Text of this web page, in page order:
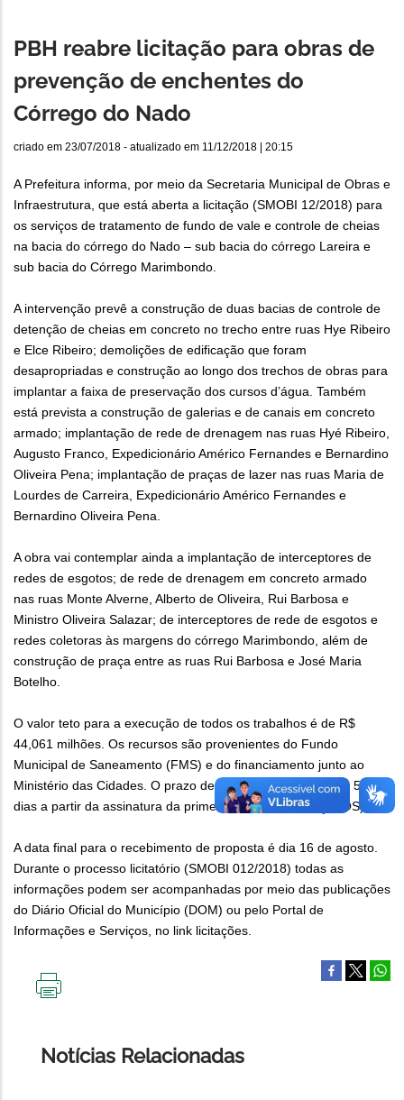
PBH reabre licitação para obras de
prevenção de enchentes do
Córrego do Nado
criado em 23/07/2018 - atualizado em 11/12/2018 | 20:15
A Prefeitura informa, por meio da Secretaria Municipal de Obras e
Infraestrutura, que está aberta a licitação (SMOBI 12/2018) para
os serviços de tratamento de fundo de vale e controle de cheias
na bacia do córrego do Nado – sub bacia do córrego Lareira e
sub bacia do Córrego Marimbondo.
A intervenção prevê a construção de duas bacias de controle de
detenção de cheias em concreto no trecho entre ruas Hye Ribeiro
e Elce Ribeiro; demolições de edificação que foram
desapropriadas e construção ao longo dos trechos de obras para
implantar a faixa de preservação dos cursos d’água. Também
está prevista a construção de galerias e de canais em concreto
armado; implantação de rede de drenagem nas ruas Hyé Ribeiro,
Augusto Franco, Expedicionário Américo Fernandes e Bernardino
Oliveira Pena; implantação de praças de lazer nas ruas Maria de
Lourdes de Carreira, Expedicionário Américo Fernandes e
Bernardino Oliveira Pena.
A obra vai contemplar ainda a implantação de interceptores de
redes de esgotos; de rede de drenagem em concreto armado
nas ruas Monte Alverne, Alberto de Oliveira, Rui Barbosa e
Ministro Oliveira Salazar; de interceptores de rede de esgotos e
redes coletoras às margens do córrego Marimbondo, além de
construção de praça entre as ruas Rui Barbosa e José Maria
Botelho.
O valor teto para a execução de todos os trabalhos é de R$
44,061 milhões. Os recursos são provenientes do Fundo
Municipal de Saneamento (FMS) e do financiamento junto ao
Ministério das Cidades. O prazo de execução da obra é de 540
dias a partir da assinatura da primeira ordem de serviço (OS).
A data final para o recebimento de proposta é dia 16 de agosto.
Durante o processo licitatório (SMOBI 012/2018) todas as
informações podem ser acompanhadas por meio das publicações
do Diário Oficial do Município (DOM) ou pelo Portal de
Informações e Serviços, no link licitações.
Notícias Relacionadas